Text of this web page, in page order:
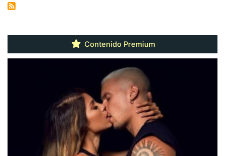
Contenido Premium